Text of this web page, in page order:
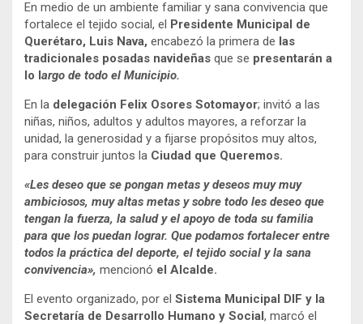
En medio de un ambiente familiar y sana convivencia que
fortalece el tejido social, el Presidente Municipal de
Querétaro, Luis Nava, encabezó la primera de las
tradicionales posadas navideñas que se presentarán a
lo largo de todo el Municipio.
En la delegación Felix Osores Sotomayor; invitó a las
niñas, niños, adultos y adultos mayores, a reforzar la
unidad, la generosidad y a fijarse propósitos muy altos,
para construir juntos la Ciudad que Queremos.
«Les deseo que se pongan metas y deseos muy muy
ambiciosos, muy altas metas y sobre todo les deseo que
tengan la fuerza, la salud y el apoyo de toda su familia
para que los puedan lograr. Que podamos fortalecer entre
todos la práctica del deporte, el tejido social y la sana
convivencia», mencionó el Alcalde.
El evento organizado, por el Sistema Municipal DIF y la
Secretaría de Desarrollo Humano y Social, marcó el